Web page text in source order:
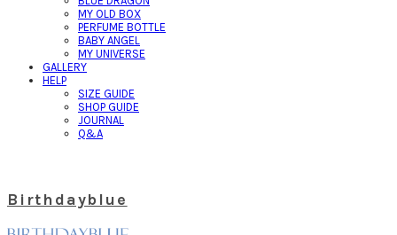
MY OLD BOX
PERFUME BOTTLE
BABY ANGEL
MY UNIVERSE
GALLERY
HELP
SIZE GUIDE
SHOP GUIDE
JOURNAL
Q&A
Birthdayblue